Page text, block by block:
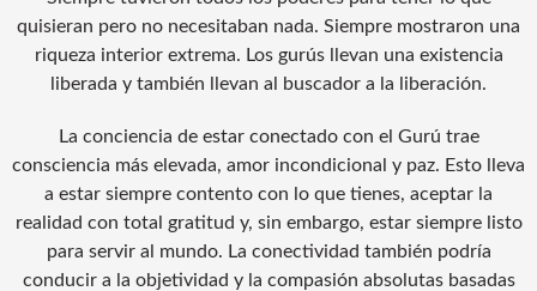
quisieran pero no necesitaban nada. Siempre mostraron una
riqueza interior extrema. Los gurús llevan una existencia
liberada y también llevan al buscador a la liberación.
La conciencia de estar conectado con el Gurú trae
consciencia más elevada, amor incondicional y paz. Esto lleva
a estar siempre contento con lo que tienes, aceptar la
realidad con total gratitud y, sin embargo, estar siempre listo
para servir al mundo. La conectividad también podría
conducir a la objetividad y la compasión absolutas basadas